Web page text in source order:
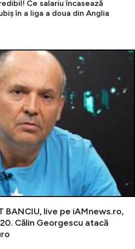
Ce salariu încasează
în a liga a doua din Anglia
BANCIU, live pe iAMnews.ro,
Călin Georgescu atacă